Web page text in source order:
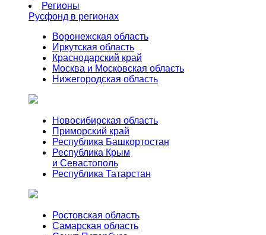
Регионы
Русфонд в регионах
Воронежская область
Иркутская область
Краснодарский край
Москва и Московская область
Нижегородская область
Новосибирская область
Приморский край
Республика Башкортостан
Республика Крым
и Севастополь
Республика Татарстан
Ростовская область
Самарская область